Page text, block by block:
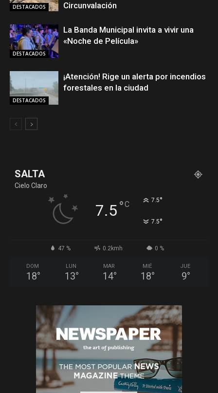
DESTACADOS
Circunvalación
DESTACADOS
La Banda Municipal invita a vivir una
«Noche de Película»
DESTACADOS
¡Atención! Rige un alerta por incendios
forestales en la ciudad
SALTA
Cielo Claro
7.5°C 7.5°
7.5°
47 % 0.2kmh 0 %
DOM
18°
LUN
13°
MAR
14°
MIÉ
18°
JUE
9°